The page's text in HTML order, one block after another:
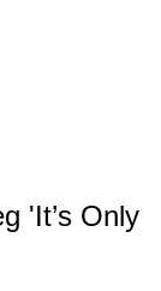
'It’s Only